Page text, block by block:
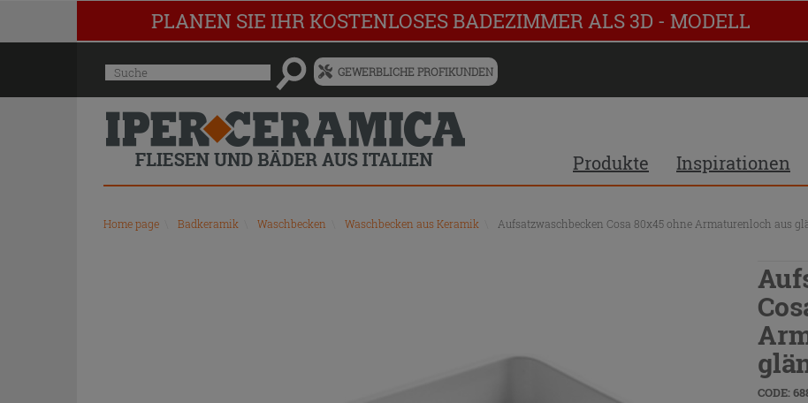
PLANEN SIE IHR KOSTENLOSES BADEZIMMER ALS 3D - MODELL
Menü
für
vorgeschlagenen
Siteinhalt
und
Suchprotokoll
Suche GEWERBLICHE PROFIKUNDEN
Produkte Inspirationen
Home page Badkeramik Waschbecken Waschbecken aus Keramik Aufsatzwaschbecken Cosa 80x45 ohne Armaturenloch aus
CODE: